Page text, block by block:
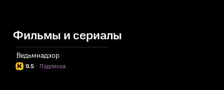
Фильмы и сериалы
Ведьмнадзор
9.5 Подписка
·